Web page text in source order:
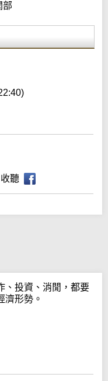
部
收聽
、投資、消閒，都要
濟形勢。